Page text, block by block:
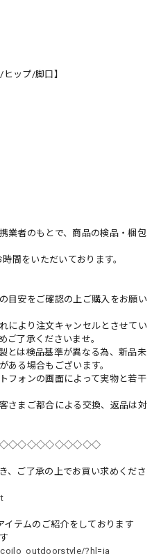
ップ/脚口】
業者のもとで、商品の検品・梱包
間をいただいております。
目安をご確認の上ご購入をお願い
により注文キャンセルとさせてい
ご了承くださいませ。
とは検品基準が異なる為、新品未
ある場合もございます。
フォンの画面によって実物と若干
さまご都合による交換、返品は対
、ご了承の上でお買い求めくださ
テムのご紹介をしております
す
?hl=ja